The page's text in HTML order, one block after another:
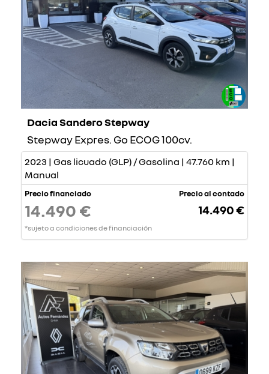
Dacia Sandero Stepway
Stepway Expres. Go ECOG 100cv.
2023 | Gas licuado (GLP) / Gasolina | 47.760 km |
Manual
Precio financiado
14.490 €
*sujeto a condiciones de financiación
Precio al contado
14.490 €